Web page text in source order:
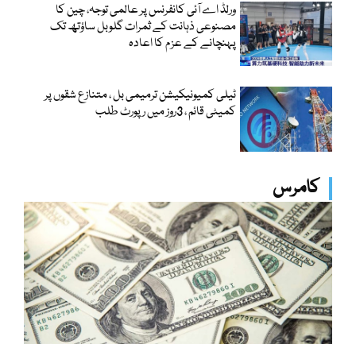
ورلڈ اے آئی کانفرنس پر عالمی توجہ، چین کا
مصنوعی ذہانت کے ثمرات گلوبل ساؤتھ تک
پہنچانے کے عزم کا اعادہ
ٹیلی کمیونیکیشن ترمیمی بل ، متنازع شقوں پر
کمیٹی قائم ، 3روز میں رپورٹ طلب
کامرس